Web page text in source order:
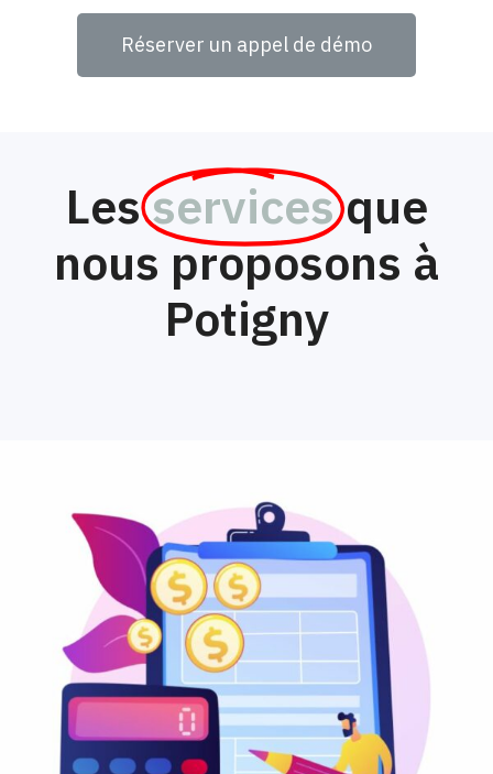
Réserver un appel de démo
Lesservices que
nous proposons à
Potigny